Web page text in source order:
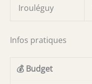
Irouléguy
Infos pratiques
💰 Budget